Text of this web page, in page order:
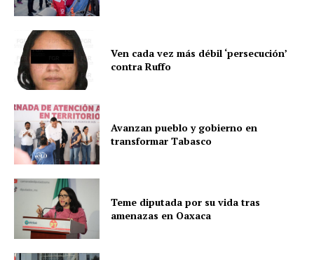
Ven cada vez más débil ‘persecución’
contra Ruffo
Avanzan pueblo y gobierno en
transformar Tabasco
Teme diputada por su vida tras
amenazas en Oaxaca